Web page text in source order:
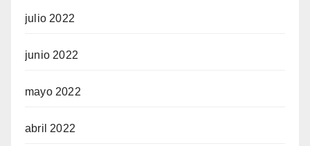
julio 2022
junio 2022
mayo 2022
abril 2022